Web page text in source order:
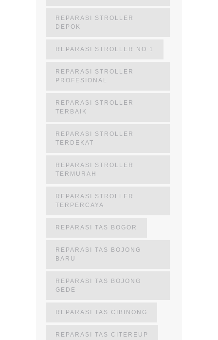
REPARASI STROLLER
DEPOK
REPARASI STROLLER NO 1
REPARASI STROLLER
PROFESIONAL
REPARASI STROLLER
TERBAIK
REPARASI STROLLER
TERDEKAT
REPARASI STROLLER
TERMURAH
REPARASI STROLLER
TERPERCAYA
REPARASI TAS BOGOR
REPARASI TAS BOJONG
BARU
REPARASI TAS BOJONG
GEDE
REPARASI TAS CIBINONG
REPARASI TAS CITEREUP